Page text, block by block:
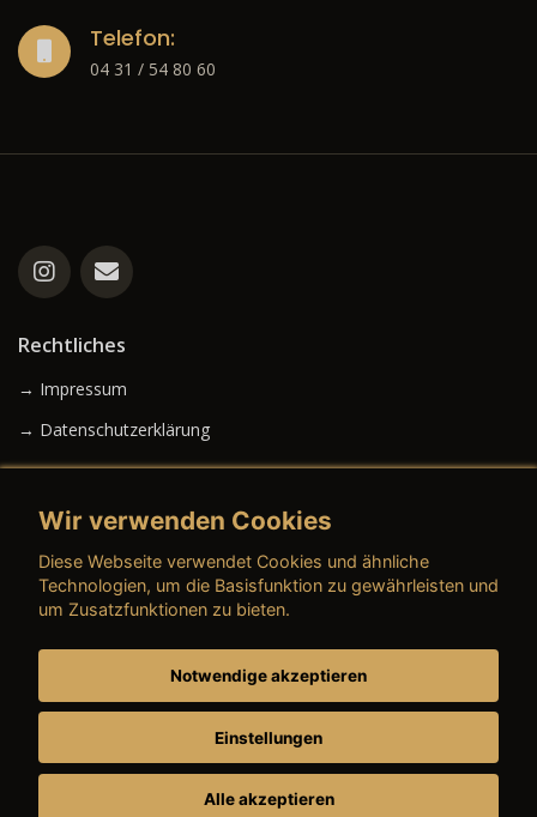
Telefon:
04 31 / 54 80 60
Rechtliches
→ Impressum
→ Datenschutzerklärung
→ AGB (Gebrauchtwagen)
→ AGB (Teile & Zubehör)
→ AGB (Dienstleistungen)
Wir verwenden Cookies
Diese Webseite verwendet Cookies und ähnliche
Technologien, um die Basisfunktion zu gewährleisten und
um Zusatzfunktionen zu bieten.
Notwendige akzeptieren
Einstellungen
Alle akzeptieren